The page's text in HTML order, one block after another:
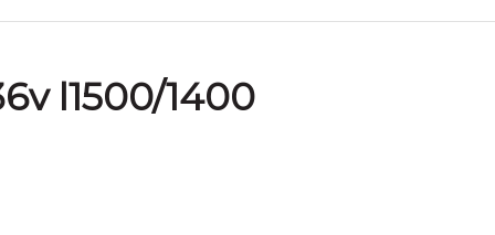
l1500/1400